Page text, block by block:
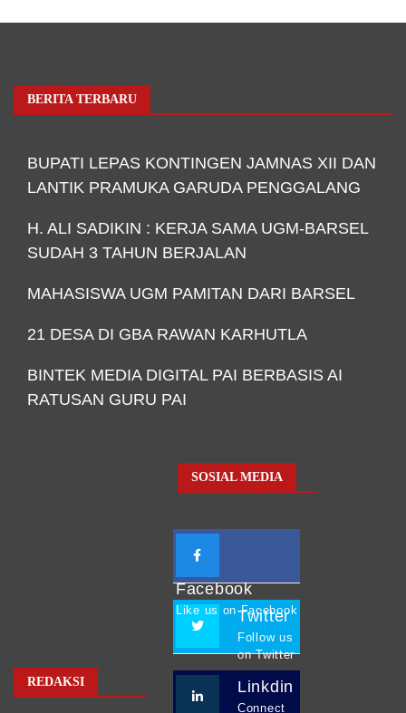
BERITA TERBARU
BUPATI LEPAS KONTINGEN JAMNAS XII DAN
LANTIK PRAMUKA GARUDA PENGGALANG
H. ALI SADIKIN : KERJA SAMA UGM-BARSEL
SUDAH 3 TAHUN BERJALAN
MAHASISWA UGM PAMITAN DARI BARSEL
21 DESA DI GBA RAWAN KARHUTLA
BINTEK MEDIA DIGITAL PAI BERBASIS AI
RATUSAN GURU PAI
REDAKSI
SOSIAL MEDIA
Facebook
Like us on Facebook
Twitter
Follow us
on Twitter
Linkdin
Connect